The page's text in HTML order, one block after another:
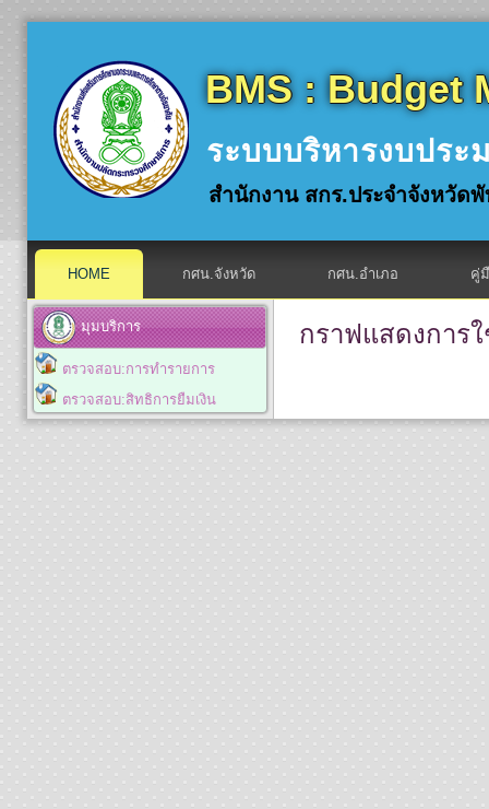
BMS : Budget
ระบบบริหารงบปร
สำนักงาน สกร.ประจำจังหวัด
HOME กศน.จังหวัด กศน.อำเภอ คู่
มุมบริการ
ตรวจสอบ:การทำรายการ
ตรวจสอบ:สิทธิการยืมเงิน
กราฟแสดงการ